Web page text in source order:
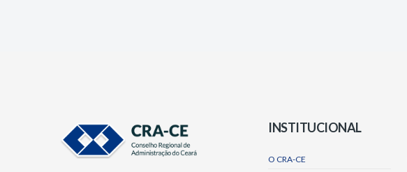
INSTITUCIONAL
O CRA-CE